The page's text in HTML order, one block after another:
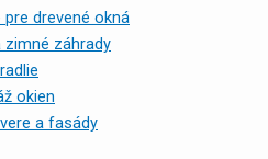
pre drevené okná
zimné záhrady
okien
a fasády